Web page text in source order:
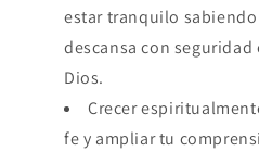
estar tranquilo
descansa con seguridad
Dios.
Crecer
fe y ampliar tu